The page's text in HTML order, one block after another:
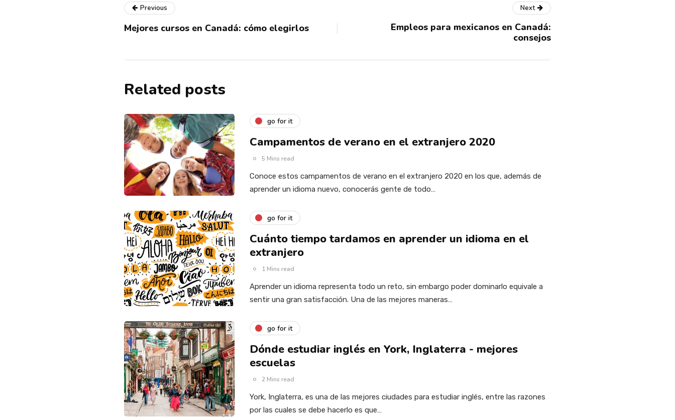
Previous
Mejores cursos en Canadá: cómo elegirlos
Next
Empleos para mexicanos en Canadá:
consejos
Related posts
go for it
Campamentos de verano en el extranjero 2020
5 Mins read
Conoce estos campamentos de verano en el extranjero 2020 en los que, además de
aprender un idioma nuevo, conocerás gente de todo…
go for it
Cuánto tiempo tardamos en aprender un idioma en el
extranjero
1 Mins read
Aprender un idioma representa todo un reto, sin embargo poder dominarlo equivale a
sentir una gran satisfacción. Una de las mejores maneras…
go for it
Dónde estudiar inglés en York, Inglaterra - mejores
escuelas
2 Mins read
York, Inglaterra, es una de las mejores ciudades para estudiar inglés, entre las razones
por las cuales se debe hacerlo es que…